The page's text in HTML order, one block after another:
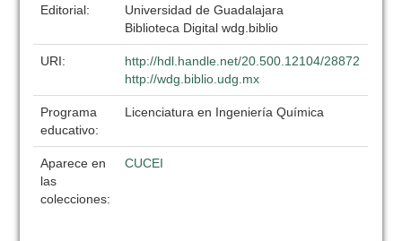
Editorial:
Universidad de Guadalajara
Biblioteca Digital wdg.biblio
URI:
http://hdl.handle.net/20.500.12104/28872
http://wdg.biblio.udg.mx
Programa
educativo:
Licenciatura en Ingeniería Química
Aparece en
las
colecciones:
CUCEI